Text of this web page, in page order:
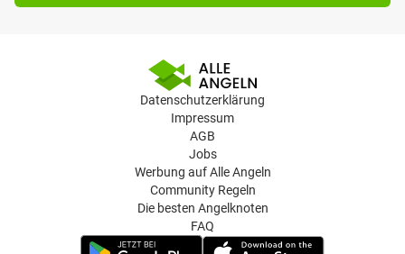
Datenschutzerklärung
Impressum
AGB
Jobs
Werbung auf Alle Angeln
Community Regeln
Die besten Angelknoten
FAQ